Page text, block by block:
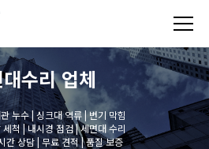
수리업체
누수 | 싱크대 역류 | 변기 막힘
척 | 내시경 점검 | 세면대 수리
간 상담 | 무료 견적 | 품질 보증